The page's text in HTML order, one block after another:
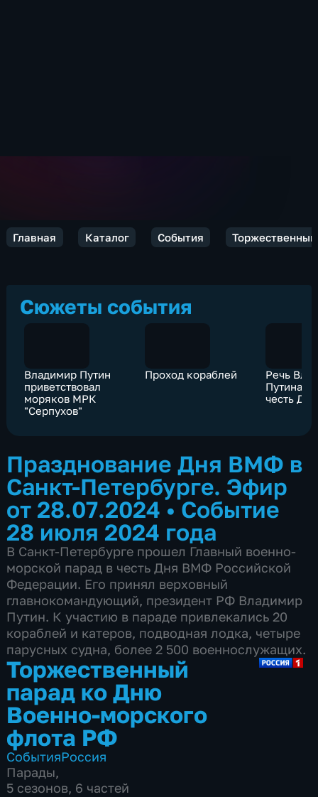
Главная Каталог События
Сюжеты события
Владимир Путин
приветствовал
моряков МРК
"Серпухов"
Проход кораблей
Речь
Путина
честь
Празднование Дня ВМФ в
Санкт-Петербурге. Эфир
от 28.07.2024•Событие
28 июля 2024 года
В Санкт-Петербурге прошел Главный военно-
морской парад в честь Дня ВМФ Российской
Федерации. Его принял верховный
главнокомандующий, президент РФ Владимир
Путин. К участию в параде привлекались 20
кораблей и катеров, подводная лодка, четыре
парусных судна, более 2 500 военнослужащих.
Торжественный
парад ко Дню
Военно-морского
флота РФ
СобытияРоссия
Парады,
5 сезонов, 6 частей